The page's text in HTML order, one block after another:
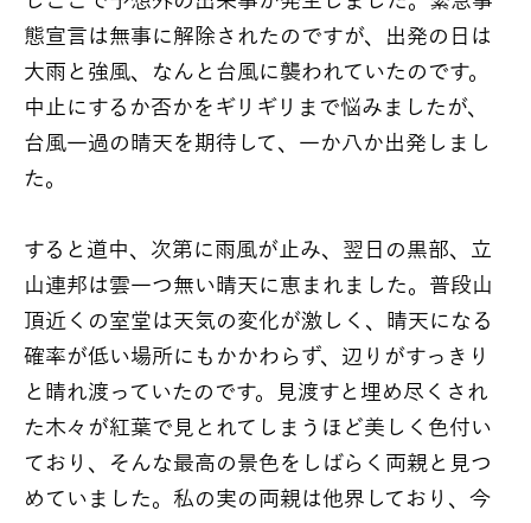
態宣言は無事に解除されたのですが、出発の日は
大雨と強風、なんと台風に襲われていたのです。
中止にするか否かをギリギリまで悩みましたが、
台風一過の晴天を期待して、一か八か出発しまし
た。
すると道中、次第に雨風が止み、翌日の黒部、立
山連邦は雲一つ無い晴天に恵まれました。普段山
頂近くの室堂は天気の変化が激しく、晴天になる
確率が低い場所にもかかわらず、辺りがすっきり
と晴れ渡っていたのです。見渡すと埋め尽くされ
た木々が紅葉で見とれてしまうほど美しく色付い
ており、そんな最高の景色をしばらく両親と見つ
めていました。私の実の両親は他界しており、今